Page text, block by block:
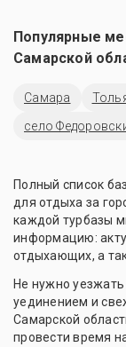
Популярные
Самарской
Самара
село
Полный список
для отдыха за
каждой турбазы
информацию:
отдыхающих, а
Не нужно
уединением и
Самарской
провести время